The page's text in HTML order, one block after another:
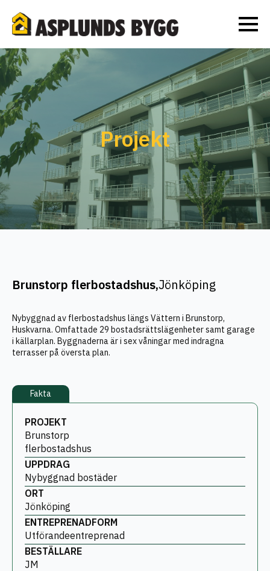
Projekt
Brunstorp flerbostadshus,Jönköping
Nybyggnad av flerbostadshus längs Vättern i Brunstorp,
Huskvarna. Omfattade 29 bostadsrättslägenheter samt garage
i källarplan. Byggnaderna är i sex våningar med indragna
terrasser på översta plan.
Fakta
PROJEKT
Brunstorp
flerbostadshus
UPPDRAG
Nybyggnad bostäder
ORT
Jönköping
ENTREPRENADFORM
Utförandeentreprenad
BESTÄLLARE
JM